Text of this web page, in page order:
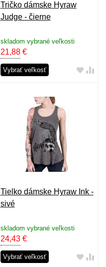
Tričko dámske Hyraw
Judge - čierne
skladom vybrané veľkosti
21,88€
Vybrať veľkosť
Tielko dámske Hyraw Ink -
sivé
skladom vybrané veľkosti
24,43€
Vybrať veľkosť